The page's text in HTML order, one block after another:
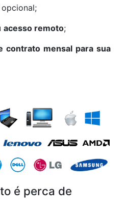
acesso remoto;
contrato mensal para sua
é perca de